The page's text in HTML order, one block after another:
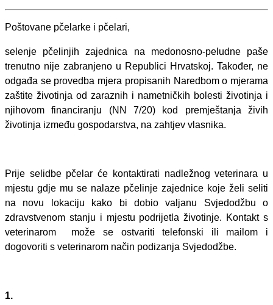
Poštovane pčelarke i pčelari,
selenje pčelinjih zajednica na medonosno-peludne paše
trenutno nije zabranjeno u Republici Hrvatskoj. Također, ne
odgađa se provedba mjera propisanih Naredbom o mjerama
zaštite životinja od zaraznih i nametničkih bolesti životinja i
njihovom financiranju (NN 7/20) kod premještanja živih
životinja između gospodarstva, na zahtjev vlasnika.
Prije selidbe pčelar će kontaktirati nadležnog veterinara u
mjestu gdje mu se nalaze pčelinje zajednice koje želi seliti
na novu lokaciju kako bi dobio valjanu Svjedodžbu o
zdravstvenom stanju i mjestu podrijetla životinje. Kontakt s
veterinarom može se ostvariti telefonski ili mailom i
dogovoriti s veterinarom način podizanja Svjedodžbe.
1.